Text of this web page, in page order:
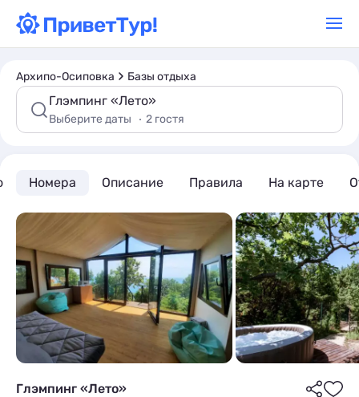
Архипо-Осиповка Базы отдыха
Глэмпинг «Лето»
Выберите даты 2 гостя
Номера Описание Правила На карте
Глэмпинг «Лето»